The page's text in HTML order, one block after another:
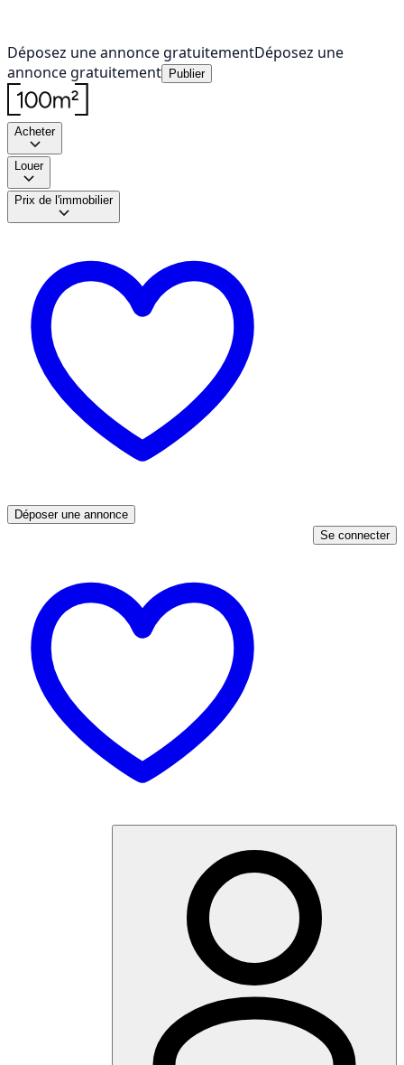
Déposez une annonce gratuitementDéposez une
annonce gratuitement
Publier
Acheter
Louer
Prix de l'immobilier
Déposer une annonce
Se connecter